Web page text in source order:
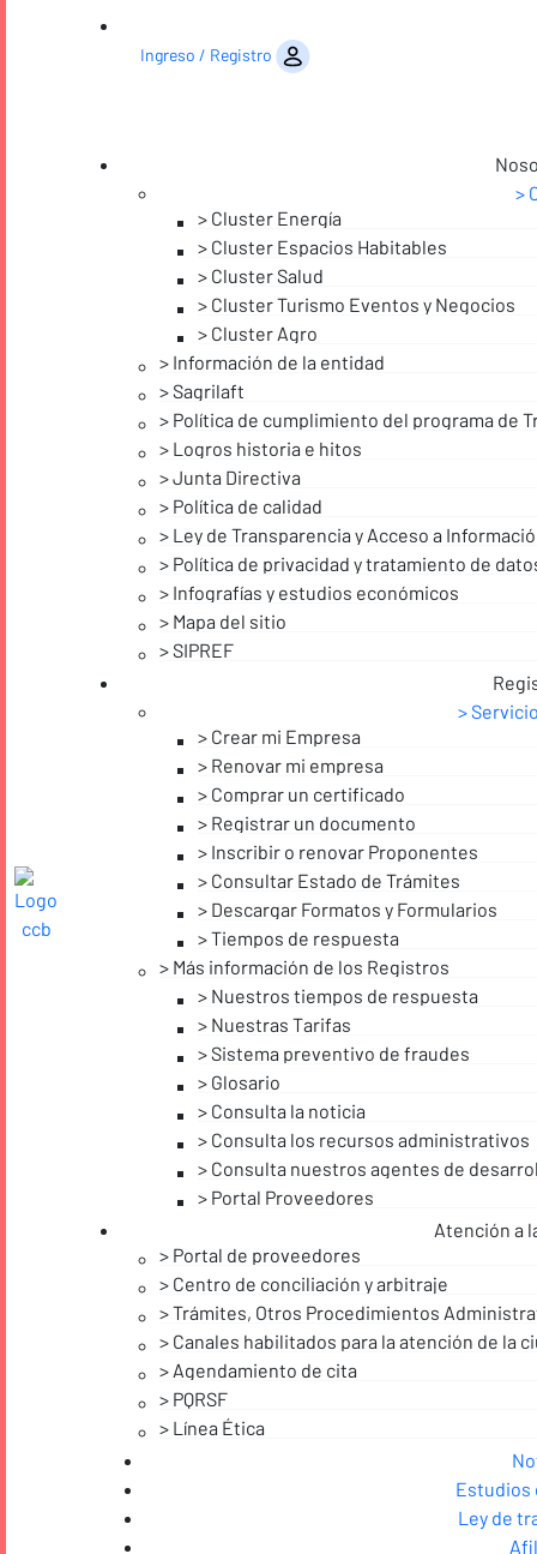
Ingreso / Registro
Cluster Energía
Cluster Espacios Habitables
Cluster Salud
Cluster Turismo Eventos y Negocios
Cluster Agro
Información de la entidad
Sagrilaft
Política de cumplimiento del programa de
Logros historia e hitos
Junta Directiva
Política de calidad
Ley de Transparencia y Acceso a
Política de privacidad y tratamiento de
Infografías y estudios económicos
Mapa del sitio
SIPREF
Crear mi Empresa
Renovar mi empresa
Comprar un certificado
Registrar un documento
Inscribir o renovar Proponentes
Consultar Estado de Trámites
Descargar Formatos y Formularios
Tiempos de respuesta
Más información de los Registros
Nuestros tiempos de respuesta
Nuestras Tarifas
Sistema preventivo de fraudes
Glosario
Consulta la noticia
Consulta los recursos administrativos
Consulta nuestros agentes de
Portal Proveedores
Atención a
Portal de proveedores
Centro de conciliación y arbitraje
Trámites, Otros Procedimientos
Canales habilitados para la atención de la
Agendamiento de cita
PQRSF
Línea Ética
Estudios
Ley de